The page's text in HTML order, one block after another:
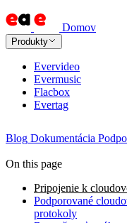
Domov
Produkty
Evervideo
Evermusic
Flacbox
Evertag
Blog Dokumentácia
On this page
Pripojenie k
Podporované
protokoly